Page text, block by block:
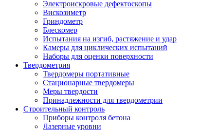
Электроискровые дефектоскопы
Вискозиметр
Гриндометр
Блескомер
Испытания на изгиб, растяжение и удар
Камеры для циклических испытаний
Наборы для оценки поверхности
Твердометрия
Твердомеры портативные
Стационарные твердомеры
Меры твердости
Принадлежности для твердометрии
Строительный контроль
Приборы контроля бетона
Лазерные уровни